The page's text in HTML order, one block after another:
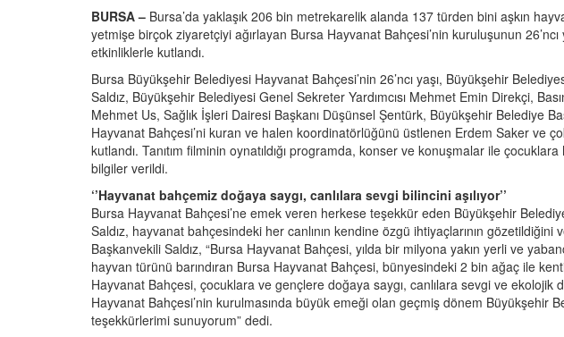
BURSA – Bursa’da yaklaşık 206 bin metrekarelik alanda 137 türden bini aşkın
yetmişe birçok ziyaretçiyi ağırlayan Bursa Hayvanat Bahçesi’nin kuruluşunun 26’ncı
etkinliklerle kutlandı.
Bursa Büyükşehir Belediyesi Hayvanat Bahçesi’nin 26’ncı yaşı, Büyükşehir
Saldız, Büyükşehir Belediyesi Genel Sekreter Yardımcısı Mehmet Emin Direkçi,
Mehmet Us, Sağlık İşleri Dairesi Başkanı Düşünsel Şentürk, Büyükşehir Belediye
Hayvanat Bahçesi’ni kuran ve halen koordinatörlüğünü üstlenen Erdem Saker ve
kutlandı. Tanıtım filminin oynatıldığı programda, konser ve konuşmalar ile
bilgiler verildi.
‘’Hayvanat bahçemiz doğaya saygı, canlılara sevgi bilincini aşılıyor’’
Bursa Hayvanat Bahçesi’ne emek veren herkese teşekkür eden Büyükşehir
Saldız, hayvanat bahçesindeki her canlının kendine özgü ihtiyaçlarının
Başkanvekili Saldız, “Bursa Hayvanat Bahçesi, yılda bir milyona yakın yerli ve
hayvan türünü barındıran Bursa Hayvanat Bahçesi, bünyesindeki 2 bin ağaç ile
Hayvanat Bahçesi, çocuklara ve gençlere doğaya saygı, canlılara sevgi ve ekolojik
Hayvanat Bahçesi’nin kurulmasında büyük emeği olan geçmiş dönem Büyükşehir
teşekkürlerimi sunuyorum” dedi.